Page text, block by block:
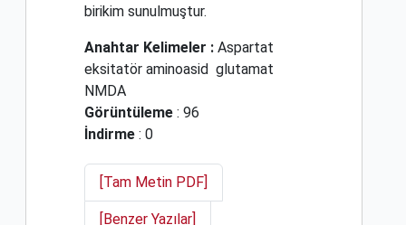
birikim sunulmuştur.
Anahtar Kelimeler : Aspartat
eksitatör aminoasid glutamat
NMDA
Görüntüleme : 96
İndirme : 0
[Tam Metin PDF]
[Benzer Yazılar]